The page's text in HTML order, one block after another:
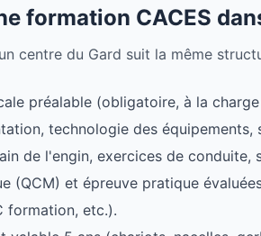
formation CACES
centre du Gard suit la même
préalable (obligatoire, à la
technologie des équipements,
de l'engin, exercices de conduite,
(QCM) et épreuve pratique
formation, etc.).